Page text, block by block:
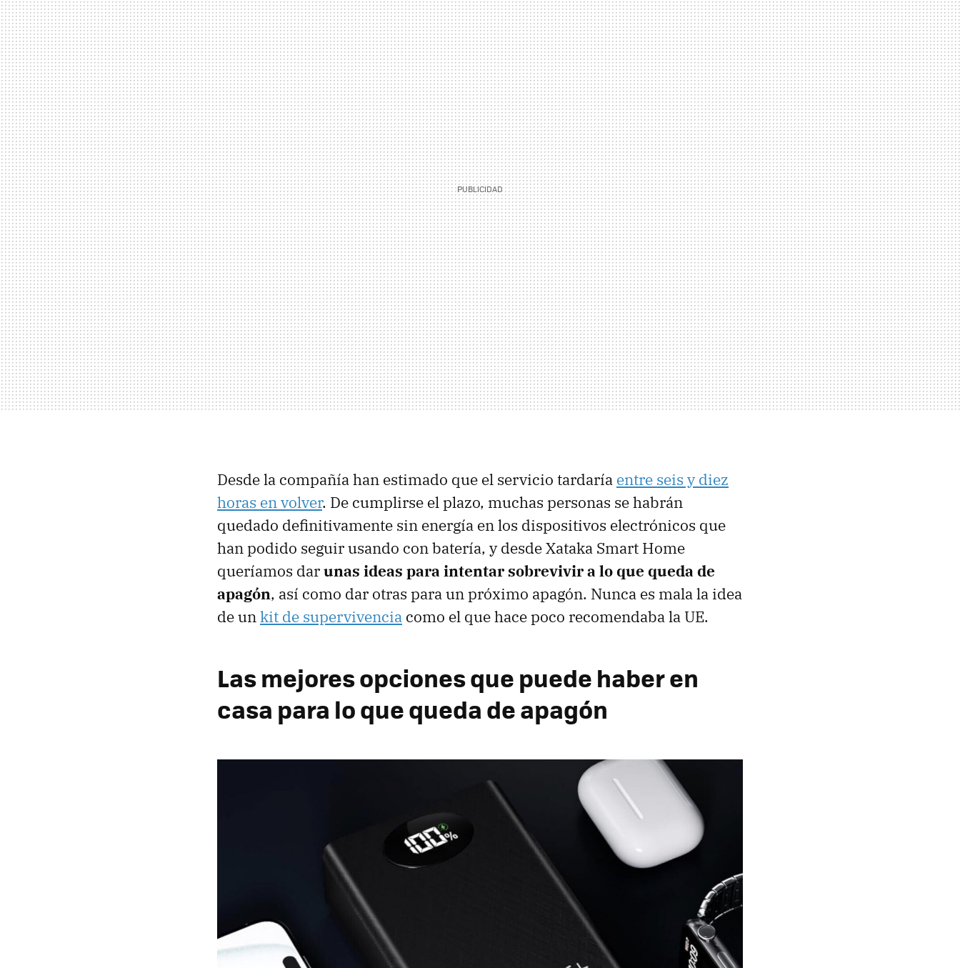
Desde la compañía han estimado que el servicio tardaría entre seis y diez
horas en volver. De cumplirse el plazo, muchas personas se habrán
quedado definitivamente sin energía en los dispositivos electrónicos que
han podido seguir usando con batería, y desde Xataka Smart Home
queríamos darunas ideas para intentar sobrevivir a lo que queda de
apagón, así como dar otras para un próximo apagón. Nunca es mala la idea
de unkit de supervivencia como el que hace poco recomendaba la UE.
Las mejores opciones que puede haber en
casa para lo que queda de apagón